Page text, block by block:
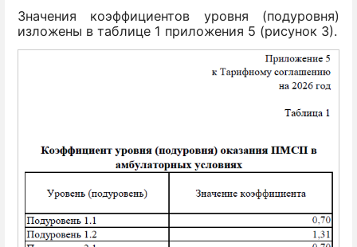
Значения коэффициентов уровня (подуровня)
изложены в таблице 1 приложения 5 (рисунок 3).